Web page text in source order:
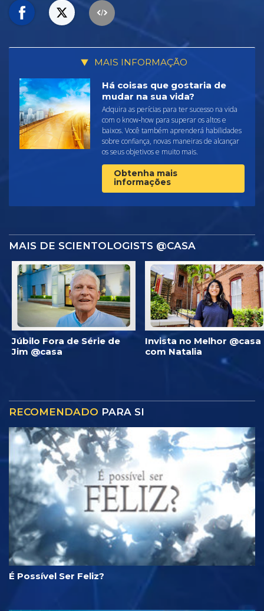
MAIS INFORMAÇÃO
Há coisas que gostaria de
mudar na sua vida?
Adquira as perícias para ter sucesso na vida
com o know‑how para superar os altos e
baixos. Você também aprenderá habilidades
sobre confiança, novas maneiras de alcançar
os seus objetivos e muito mais.
Obtenha mais
informações
MAIS DE SCIENTOLOGISTS @CASA
Júbilo Fora de Série de
Jim @casa
Invista no Melhor @casa
com Natalia
RECOMENDADO PARA SI
É Possível Ser Feliz?